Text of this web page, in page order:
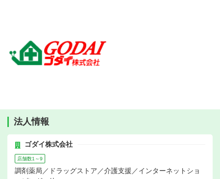
法人情報
ゴダイ株式会社
店舗数1～9
調剤薬局／ドラッグストア／介護支援／インターネットショ